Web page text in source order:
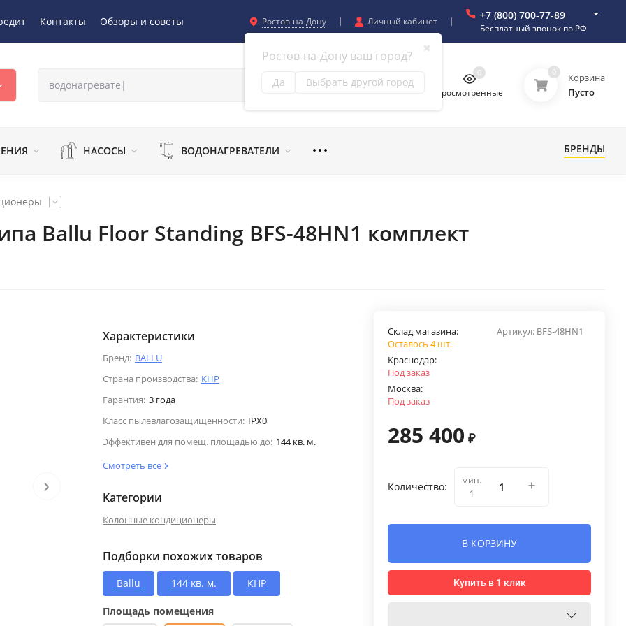
Контакты Обзоры и советы Ростов-на-Дону
✖
Ростов-на-Дону ваш город?
Да Выбрать другой город
Личный кабинет +7 (800) 700-77-89
Бесплатный звонок по РФ
Просмотренные
0 0
Корзина
Пусто
НАСОСЫ ВОДОНАГРЕВАТЕЛИ БРЕНДЫ
Ballu Floor Standing BFS-48HN1 комплект
›
Характеристики
Бренд: BALLU
Страна производства: КНР
Гарантия: 3 года
Класс пылевлагозащищенности: IPX0
Эффективен для помещ. площадью до: 144 кв. м.
Смотреть все
Категории
Колонные кондиционеры
Подборки похожих товаров
Ballu 144 кв. м. КНР
Площадь помещения
Артикул: BFS-48HN1
Склад магазина:
Осталось 4 шт.
Краснодар:
Под заказ
Москва:
Под заказ
285 400 ₽
Количество:
мин.
1
В КОРЗИНУ
Купить в 1 клик